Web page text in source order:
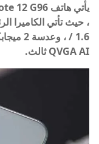
QVGA AI ثالث.